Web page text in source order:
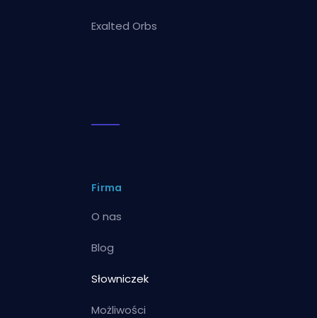
Exalted Orbs
Firma
O nas
Blog
Słowniczek
Możliwości